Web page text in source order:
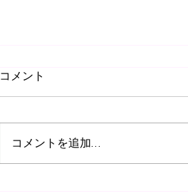
ダイエットの進捗
コメント
コメントを追加…